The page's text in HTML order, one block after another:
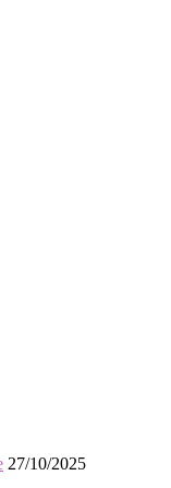
27/10/2025